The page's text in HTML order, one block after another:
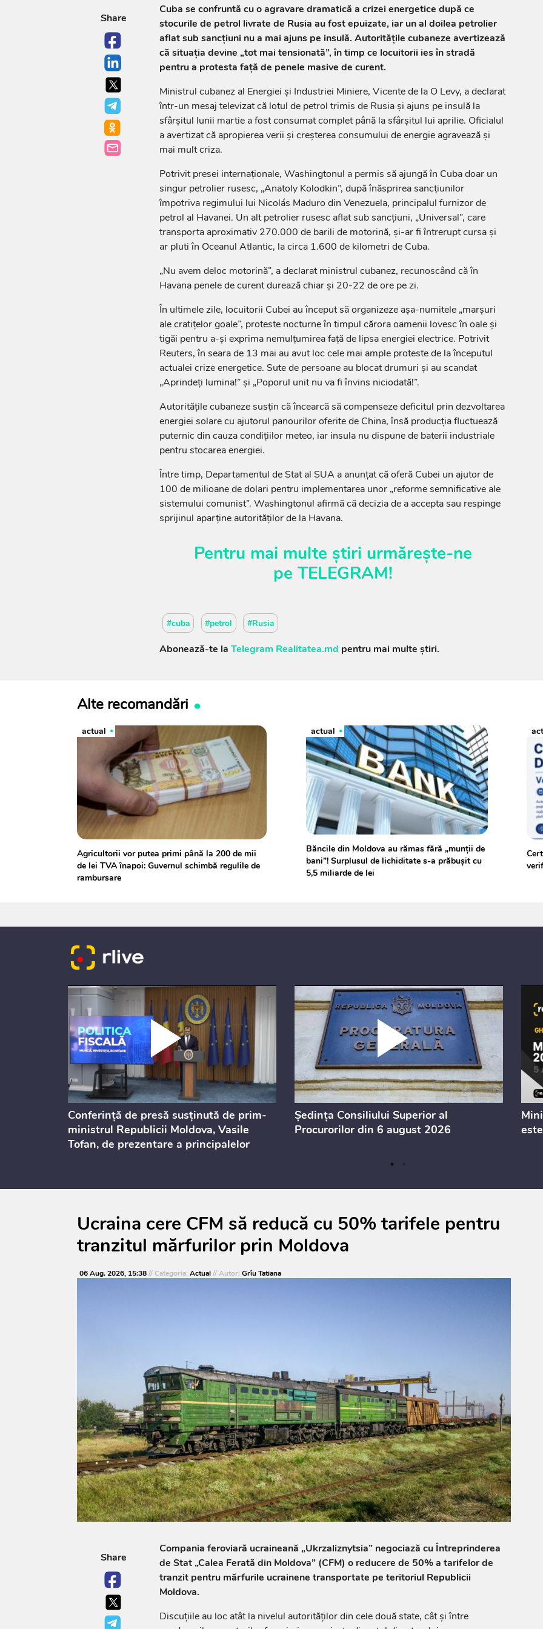
Share
Cuba se confruntă cu o agravare dramatică a crizei energetice după ce
stocurile de petrol livrate de Rusia au fost epuizate, iar un al doilea petrolier
aflat sub sancțiuni nu a mai ajuns pe insulă. Autoritățile cubaneze avertizează
că situația devine „tot mai tensionată”, în timp ce locuitorii ies în stradă
pentru a protesta față de penele masive de curent.
Ministrul cubanez al Energiei și Industriei Miniere, Vicente de la O Levy, a declarat
într-un mesaj televizat că lotul de petrol trimis de Rusia și ajuns pe insulă la
sfârșitul lunii martie a fost consumat complet până la sfârșitul lui aprilie. Oficialul
a avertizat că apropierea verii și creșterea consumului de energie agravează și
mai mult criza.
Potrivit presei internaționale, Washingtonul a permis să ajungă în Cuba doar un
singur petrolier rusesc, „Anatoly Kolodkin”, după înăsprirea sancțiunilor
împotriva regimului lui Nicolás Maduro din Venezuela, principalul furnizor de
petrol al Havanei. Un alt petrolier rusesc aflat sub sancțiuni, „Universal”, care
transporta aproximativ 270.000 de barili de motorină, și-ar fi întrerupt cursa și
ar pluti în Oceanul Atlantic, la circa 1.600 de kilometri de Cuba.
„Nu avem deloc motorină”, a declarat ministrul cubanez, recunoscând că în
Havana penele de curent durează chiar și 20-22 de ore pe zi.
În ultimele zile, locuitorii Cubei au început să organizeze așa-numitele „marșuri
ale cratițelor goale”, proteste nocturne în timpul cărora oamenii lovesc în oale și
tigăi pentru a-și exprima nemulțumirea față de lipsa energiei electrice. Potrivit
Reuters, în seara de 13 mai au avut loc cele mai ample proteste de la începutul
actualei crize energetice. Sute de persoane au blocat drumuri și au scandat
„Aprindeți lumina!” și „Poporul unit nu va fi învins niciodată!”.
Autoritățile cubaneze susțin că încearcă să compenseze deficitul prin dezvoltarea
energiei solare cu ajutorul panourilor oferite de China, însă producția fluctuează
puternic din cauza condițiilor meteo, iar insula nu dispune de baterii industriale
pentru stocarea energiei.
Între timp, Departamentul de Stat al SUA a anunțat că oferă Cubei un ajutor de
100 de milioane de dolari pentru implementarea unor „reforme semnificative ale
sistemului comunist”. Washingtonul afirmă că decizia de a accepta sau respinge
sprijinul aparține autorităților de la Havana.
Pentru mai multe știri urmărește-ne
pe TELEGRAM!
#cuba #petrol #Rusia
Abonează-te la Telegram Realitatea.md pentru mai multe știri.
Alte recomandări
actual
Agricultorii vor putea primi până la 200 de mii
de lei TVA înapoi: Guvernul schimbă regulile de
rambursare
actual
Băncile din Moldova au rămas fără „munții de
bani”! Surplusul de lichiditate s-a prăbușit cu
5,5 miliarde de lei
Conferință de presă susținută de prim-
ministrul Republicii Moldova, Vasile
Tofan, de prezentare a principalelor
consultărilor publice
Ședința Consiliului Superior al
Procurorilor din 6 august 2026
Ucraina cere CFM să reducă cu 50% tarifele pentru
tranzitul mărfurilor prin Moldova
06 Aug. 2026, 15:38// Categoria: Actual// Autor: Grîu Tatiana
Share
Compania feroviară ucraineană „Ukrzaliznytsia” negociază cu Întreprinderea
de Stat „Calea Ferată din Moldova” (CFM) o reducere de 50% a tarifelor de
tranzit pentru mărfurile ucrainene transportate pe teritoriul Republicii
Moldova.
Discuțiile au loc atât la nivelul autorităților din cele două state, cât și între